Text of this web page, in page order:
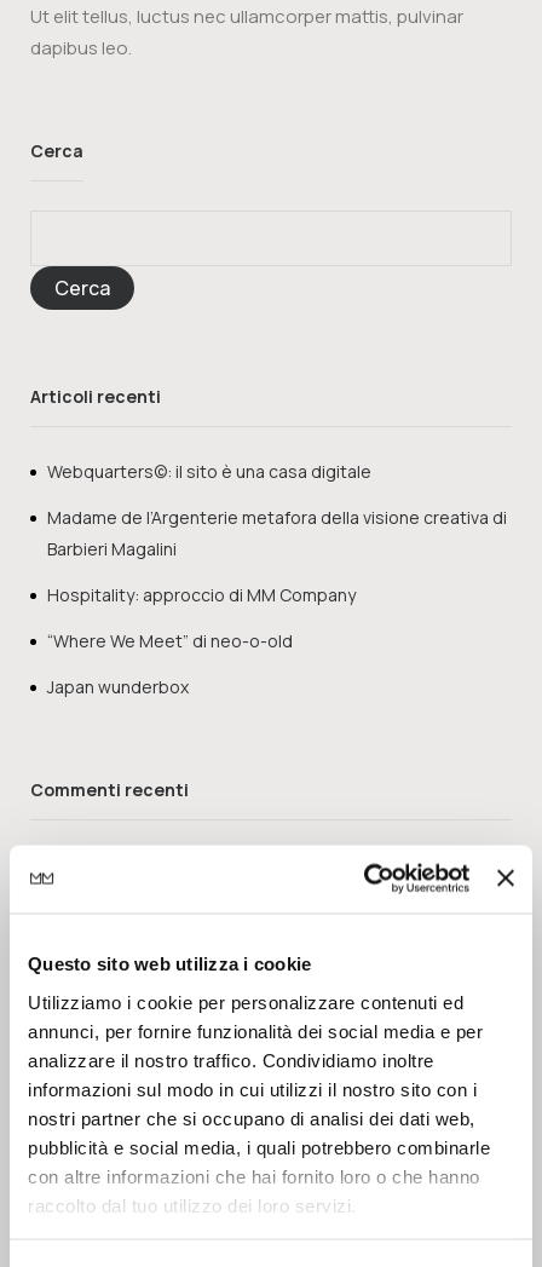
Questo sito web utilizza i cookie
Utilizziamo i cookie per personalizzare contenuti ed
annunci, per fornire funzionalità dei social media e per
analizzare il nostro traffico. Condividiamo inoltre
informazioni sul modo in cui utilizzi il nostro sito con i
nostri partner che si occupano di analisi dei dati web,
pubblicità e social media, i quali potrebbero combinarle
con altre informazioni che hai fornito loro o che hanno
raccolto dal tuo utilizzo dei loro servizi.
Ut elit tellus, luctus nec ullamcorper mattis, pulvinar
dapibus leo.
Cerca
Cerca
Articoli recenti
Webquarters©: il sito è una casa digitale
Madame de l’Argenterie metafora della visione creativa di
Barbieri Magalini
Hospitality: approccio di MM Company
“Where We Meet” di neo-o-old
Japan wunderbox
Commenti recenti
Archivi
Luglio 2026
Maggio 2026
Aprile 2026
Marzo 2026